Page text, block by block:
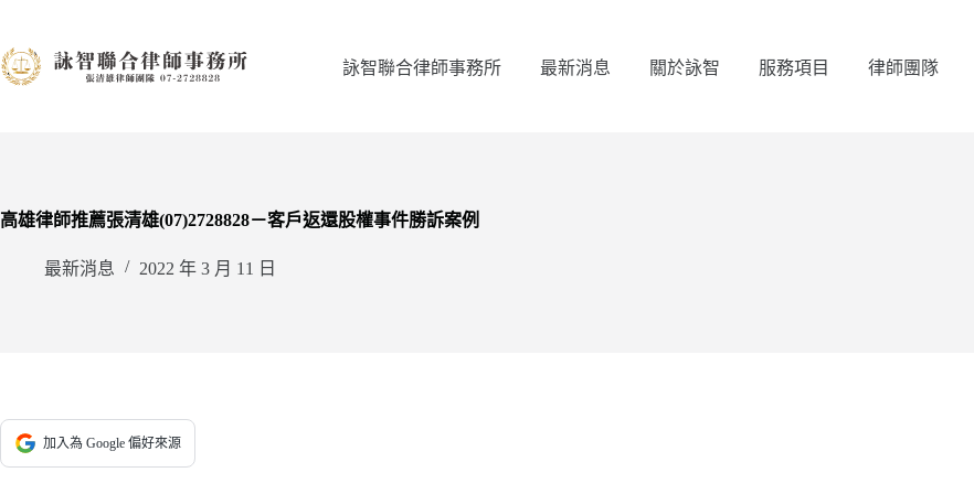
主
詠智聯合律師事務所 最新消息 關於詠智 服務項目 律師團隊
高雄律師推薦張清雄(07)2728828－客戶返還股權事件勝訴案例
最新消息 2022 年 3 月 11 日
加入為 Google 偏好來源